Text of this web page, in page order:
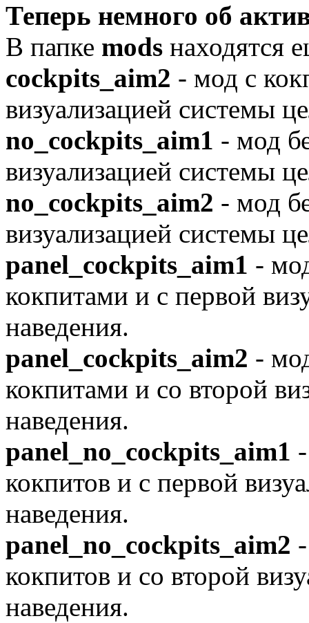
Теперь немного об
В папке mods находятся
cockpits_aim2 - мод с
визуализацией системы
no_cockpits_aim1 - мод
визуализацией системы
no_cockpits_aim2 - мод
визуализацией системы
panel_cockpits_aim1 -
кокпитами и с первой
наведения.
panel_cockpits_aim2 -
кокпитами и со второй
наведения.
panel_no_cockpits_aim1
кокпитов и с первой
наведения.
panel_no_cockpits_aim2
кокпитов и со второй
наведения.